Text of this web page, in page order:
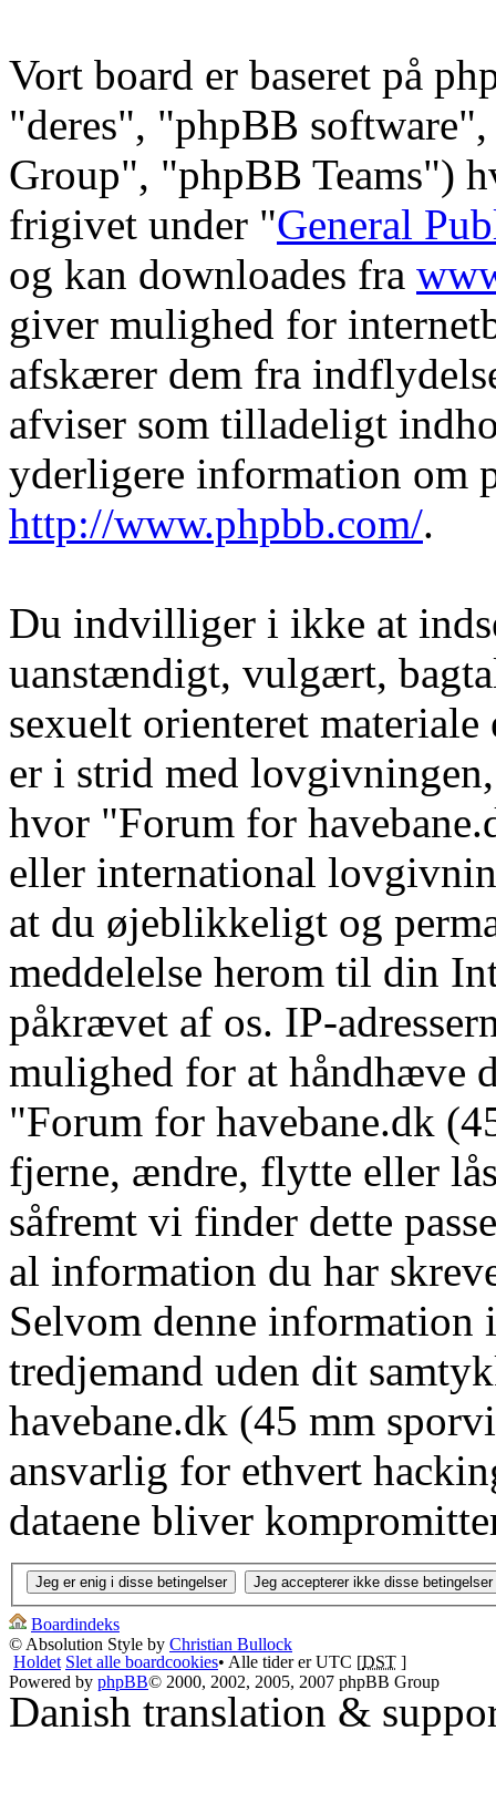
Vort board er baseret på
"deres", "phpBB
Group", "phpBB Teams")
frigivet under "General
og kan downloades fra
giver mulighed for
afskærer dem fra
afviser som tilladeligt
yderligere information om
http://www.phpbb.com/.
Du indvilliger i ikke at
uanstændigt, vulgært,
sexuelt orienteret
er i strid med
hvor "Forum for
eller international
at du øjeblikkeligt og
meddelelse herom til din
påkrævet af os. IP-
mulighed for at håndhæve
"Forum for havebane.dk
fjerne, ændre, flytte eller
såfremt vi finder dette
al information du har
Selvom denne
tredjemand uden dit
havebane.dk (45 mm
ansvarlig for ethvert
dataene bliver
Boardindeks
© Absolution Style by Christian Bullock
Holdet Slet alle boardcookies• Alle tider er UTC [DST ]
Powered by phpBB© 2000, 2002, 2005, 2007 phpBB Group
Danish translation &